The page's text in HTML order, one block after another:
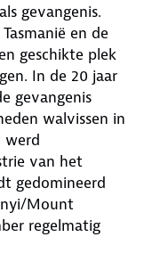
gevangenis.
en de
geschikte plek
In de 20 jaar
gevangenis
walvissen in
werd
van het
gedomineerd
Mount
regelmatig